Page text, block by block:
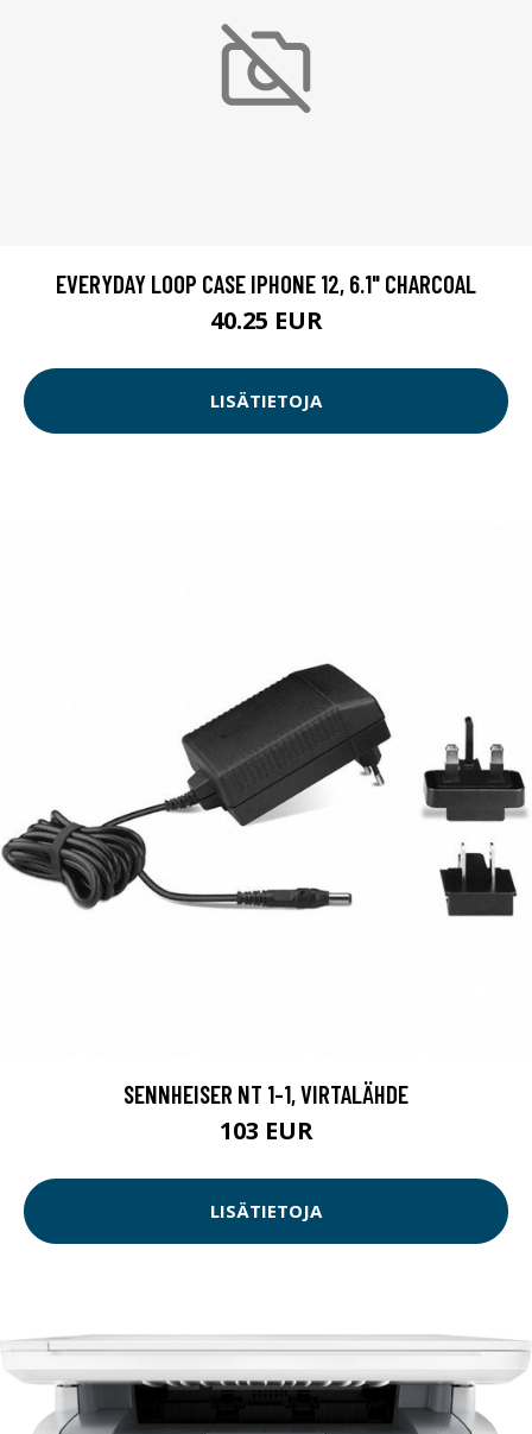
EVERYDAY LOOP CASE IPHONE 12, 6.1" CHARCOAL
40.25 EUR
LISÄTIETOJA
SENNHEISER NT 1-1, VIRTALÄHDE
103 EUR
LISÄTIETOJA